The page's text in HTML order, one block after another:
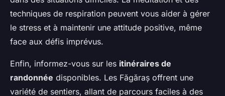
techniques de respiration peuvent vous aider à gérer
le stress et à maintenir une attitude positive, même
face aux défis imprévus.
Enfin, informez-vous sur les itinéraires de
randonnée disponibles. Les Făgăraș offrent une
variété de sentiers, allant de parcours faciles à des